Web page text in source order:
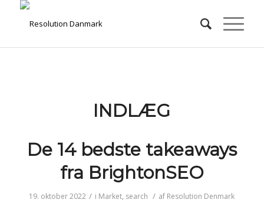
INDLÆG
De 14 bedste takeaways
fra BrightonSEO
19. oktober 2022 / i Market, search / af Resolution Denmark